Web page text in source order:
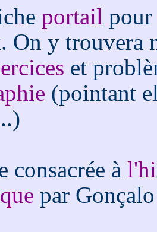
portail
On y trouvera
et
(pointant
consacrée à
par